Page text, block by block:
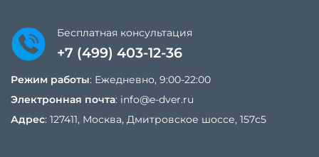
Бесплатная консультация
+7 (499) 403-12-36
Режим работы: Ежедневно, 9:00-22:00
Электронная почта: info@e-dver.ru
Адрес: 127411, Москва, Дмитровское шоссе, 157с5